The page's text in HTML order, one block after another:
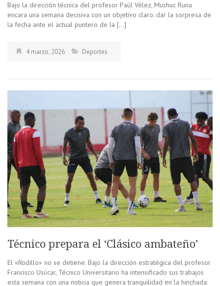
Bajo la dirección técnica del profesor Paúl Vélez, Mushuc Runa
encara una semana decisiva con un objetivo claro: dar la sorpresa de
la fecha ante el actual puntero de la […]
4 marzo, 2026 Deportes
Técnico prepara el ‘Clásico ambateño’
El «Rodillo» no se detiene. Bajo la dirección estratégica del profesor
Francisco Usúcar, Técnico Universitario ha intensificado sus trabajos
esta semana con una noticia que genera tranquilidad en la hinchada: